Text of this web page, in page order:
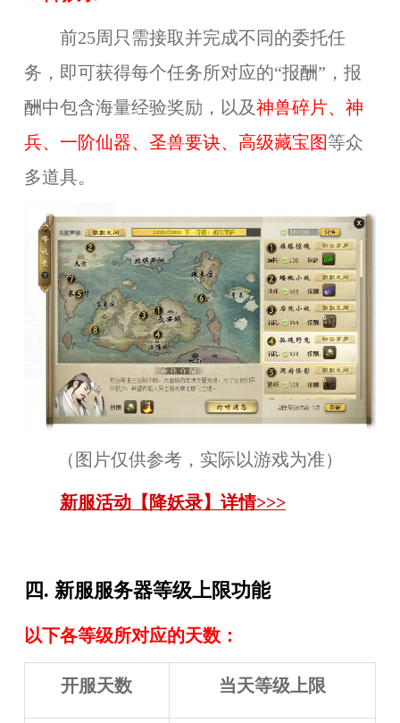
前25周只需接取并完成不同的委托任
务，即可获得每个任务所对应的“报酬”，报
酬中包含海量经验奖励，以及神兽碎片、神
兵、一阶仙器、 圣兽要诀、 高级藏宝图等众
多道具。
（图片仅供参考，实际以游戏为准）
新服活动【降妖录】详情>>>
四. 新服服务器等级上限功能
以下各等级所对应的天数：
开服天数 当天等级上限